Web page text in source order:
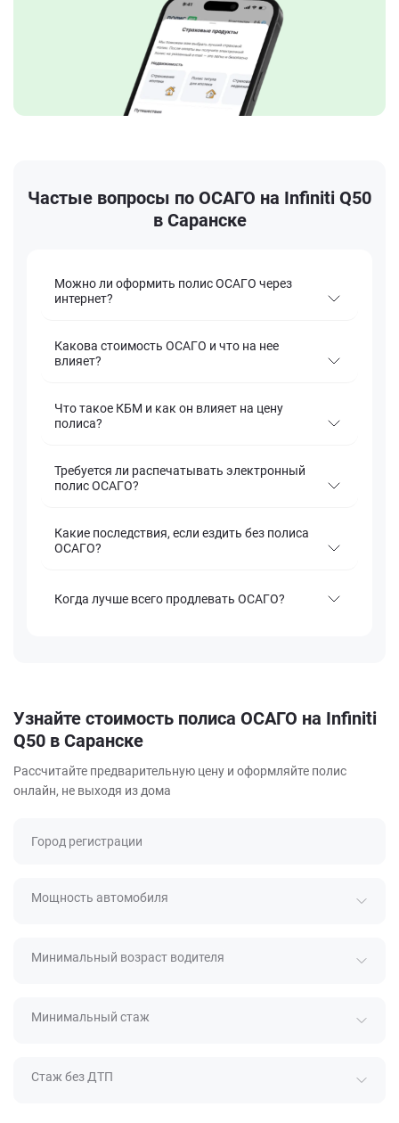
Частые вопросы по ОСАГО на Infiniti Q50
в Саранске
Можно ли оформить полис ОСАГО через
интернет?
Какова стоимость ОСАГО и что на нее
влияет?
Что такое КБМ и как он влияет на цену
полиса?
Требуется ли распечатывать электронный
полис ОСАГО?
Какие последствия, если ездить без полиса
ОСАГО?
Когда лучше всего продлевать ОСАГО?
Узнайте стоимость полиса ОСАГО на Infiniti
Q50 в Саранске
Рассчитайте предварительную цену и оформляйте полис
онлайн, не выходя из дома
Город регистрации
Мощность автомобиля
Минимальный возраст водителя
Минимальный стаж
Стаж без ДТП